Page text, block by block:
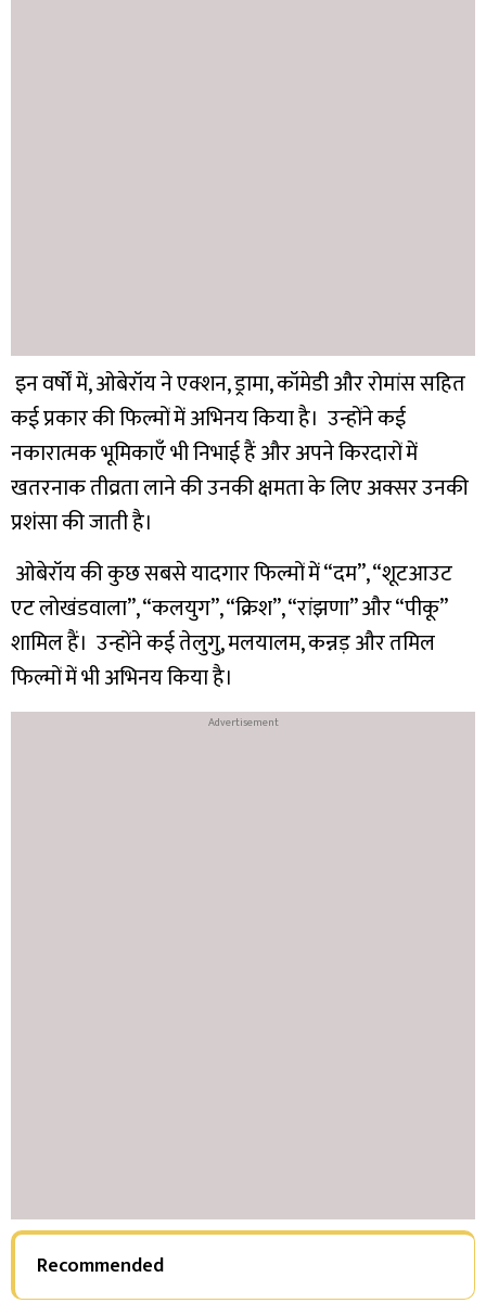
इन वर्षों में, ओबेरॉय ने एक्शन, ड्रामा, कॉमेडी और रोमांस सहित
कई प्रकार की फिल्मों में अभिनय किया है। उन्होंने कई
नकारात्मक भूमिकाएँ भी निभाई हैं और अपने किरदारों में
खतरनाक तीव्रता लाने की उनकी क्षमता के लिए अक्सर उनकी
प्रशंसा की जाती है।
ओबेरॉय की कुछ सबसे यादगार फिल्मों में “दम”, “शूटआउट
एट लोखंडवाला”, “कलयुग”, “क्रिश”, “रांझणा” और “पीकू”
शामिल हैं। उन्होंने कई तेलुगु, मलयालम, कन्नड़ और तमिल
फिल्मों में भी अभिनय किया है।
Recommended